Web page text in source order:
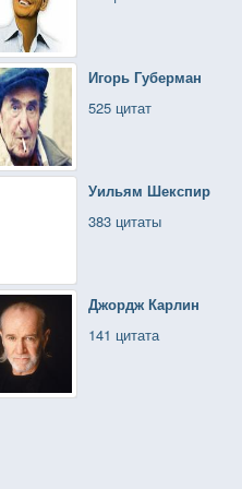
Игорь Губерман
525 цитат
Уильям Шекспир
383 цитаты
Джордж Карлин
141 цитата